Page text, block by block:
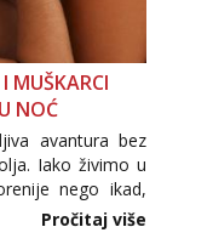
MUŠKARCI
NOĆ
avantura bez
Iako živimo u
nego ikad,
rasprave. Što
Pročitaj više